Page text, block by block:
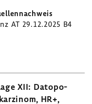
AT 29.12.2025 B4
XII: Dato­po­
HR+,